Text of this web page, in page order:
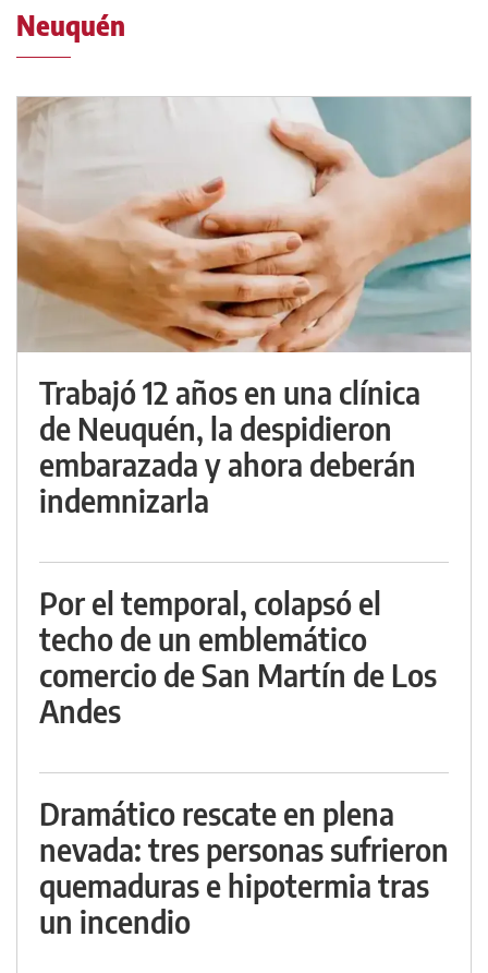
Neuquén
Trabajó 12 años en una clínica
de Neuquén, la despidieron
embarazada y ahora deberán
indemnizarla
Por el temporal, colapsó el
techo de un emblemático
comercio de San Martín de Los
Andes
Dramático rescate en plena
nevada: tres personas sufrieron
quemaduras e hipotermia tras
un incendio